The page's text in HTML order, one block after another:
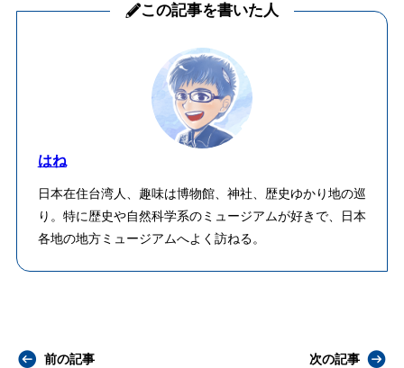
この記事を書いた人
はね
日本在住台湾人、趣味は博物館、神社、歴史ゆかり地の巡
り。特に歴史や自然科学系のミュージアムが好きで、日本
各地の地方ミュージアムへよく訪ねる。
前の記事 次の記事